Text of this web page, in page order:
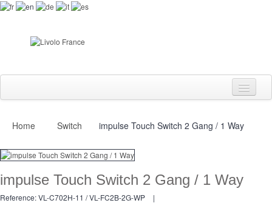
Switch
Dimmer
2 Ways
Home Switch impulse Touch Switch 2 Gang / 1 Way
impulse Touch Switch 2 Gang / 1 Way
Reference:VL-C702H-11 / VL-FC2B-2G-WP |